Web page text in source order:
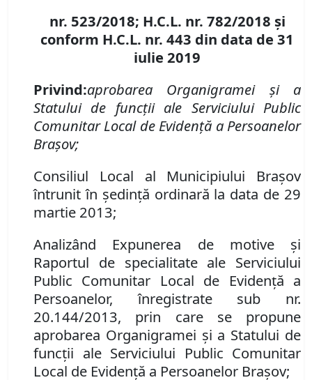
nr. 523/2018; H.C.L. nr. 782/2018 şi
conform H.C.L. nr. 443 din data de 31
iulie 2019
Privind:aprobarea Organigramei şi a
Statului de funcţii ale Serviciului Public
Comunitar Local de Evidenţă a Persoanelor
Braşov;
Consiliul Local al Municipiului Braşov
întrunit în şedinţă ordinară la data de 29
martie 2013;
Analizând Expunerea de motive şi
Raportul de specialitate ale Serviciului
Public Comunitar Local de Evidenţă a
Persoanelor, înregistrate sub nr.
20.144/2013, prin care se propune
aprobarea Organigramei şi a Statului de
funcţii ale Serviciului Public Comunitar
Local de Evidenţă a Persoanelor Braşov;